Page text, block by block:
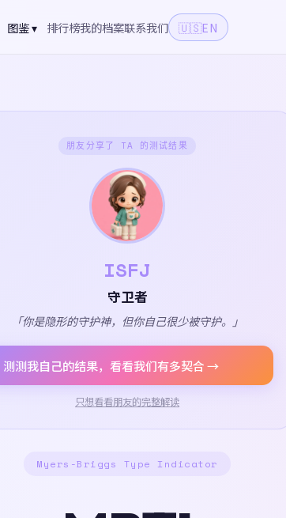
图鉴 ▾ 排行榜我的档案联系我们 🇺🇸EN
朋友分享了 TA 的测试结果
ISFJ
守卫者
「你是隐形的守护神，但你自己很少被守护。」
测测我自己的结果，看看我们有多契合 →
只想看看朋友的完整解读
Myers-Briggs Type Indicator